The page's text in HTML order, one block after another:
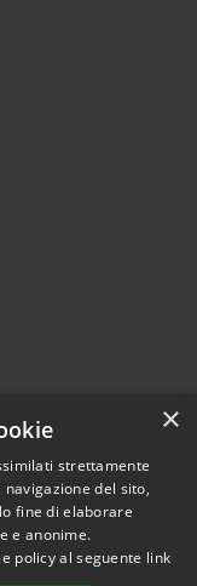
© 2026 • Comune di
• Powered by
×
strettamente
del sito,
fine di elaborare
e anonime.
policy al seguente link